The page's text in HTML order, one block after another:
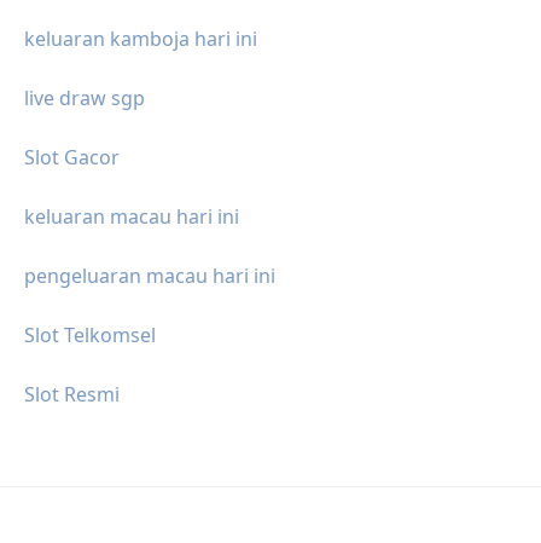
keluaran kamboja hari ini
live draw sgp
Slot Gacor
keluaran macau hari ini
pengeluaran macau hari ini
Slot Telkomsel
Slot Resmi